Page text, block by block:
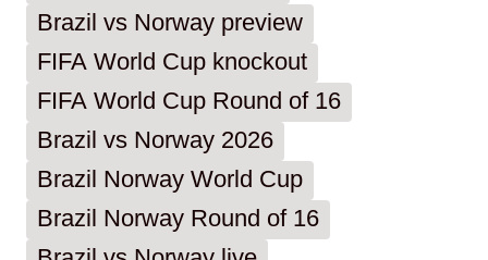
Brazil vs Norway preview
FIFA World Cup knockout
FIFA World Cup Round of 16
Brazil vs Norway 2026
Brazil Norway World Cup
Brazil Norway Round of 16